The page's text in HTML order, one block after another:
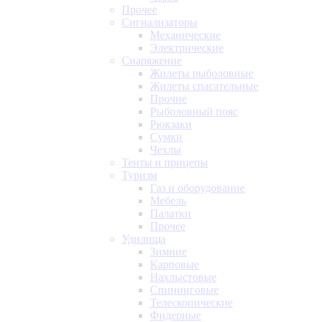
Прочее
Сигнализаторы
Механические
Электрические
Снаряжение
Жилеты рыболовные
Жилеты спасательные
Прочие
Рыболовный пояс
Рюкзаки
Сумки
Чехлы
Тенты и прицепы
Туризм
Газ и оборудование
Мебель
Палатки
Прочее
Удилища
Зимние
Карповые
Нахлыстовые
Спининговые
Телескопические
Фидерные